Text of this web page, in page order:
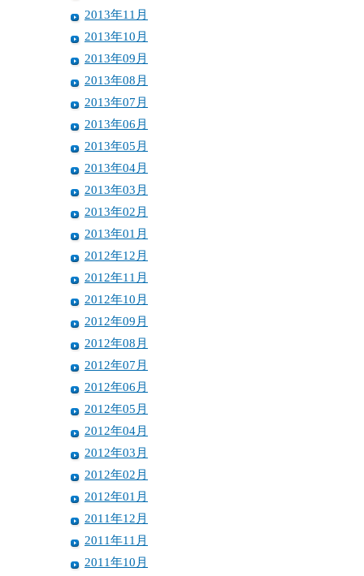
2013年11月
2013年10月
2013年09月
2013年08月
2013年07月
2013年06月
2013年05月
2013年04月
2013年03月
2013年02月
2013年01月
2012年12月
2012年11月
2012年10月
2012年09月
2012年08月
2012年07月
2012年06月
2012年05月
2012年04月
2012年03月
2012年02月
2012年01月
2011年12月
2011年11月
2011年10月